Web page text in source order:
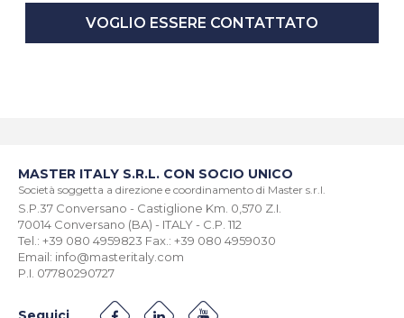
VOGLIO ESSERE CONTATTATO
MASTER ITALY S.R.L. CON SOCIO UNICO
Società soggetta a direzione e coordinamento di Master s.r.l.
S.P.37 Conversano - Castiglione Km. 0,570 Z.I.
70014 Conversano (BA) - ITALY - C.P. 112
Tel.: +39 080 4959823 Fax.: +39 080 4959030
Email: info@masteritaly.com
P.I. 07780290727